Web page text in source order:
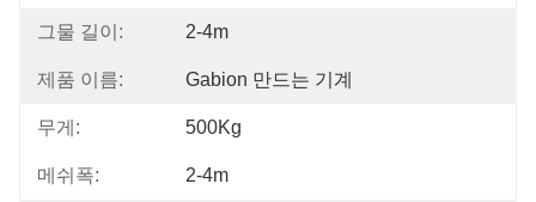
그물 길이: 2-4m
제품 이름: Gabion 만드는 기계
무게: 500Kg
메쉬폭: 2-4m